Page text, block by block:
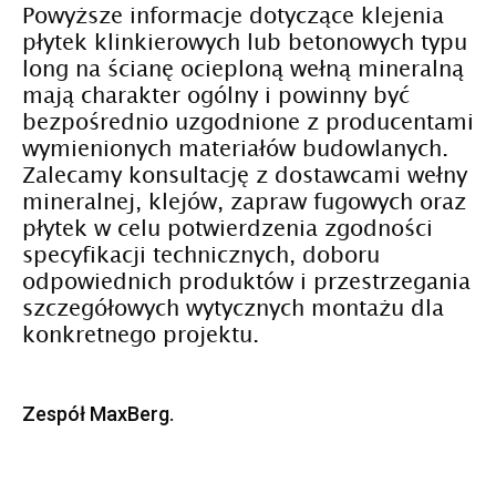
Powyższe informacje dotyczące klejenia
płytek klinkierowych lub betonowych typu
long na ścianę ocieploną wełną mineralną
mają charakter ogólny i powinny być
bezpośrednio uzgodnione z producentami
wymienionych materiałów budowlanych.
Zalecamy konsultację z dostawcami wełny
mineralnej, klejów, zapraw fugowych oraz
płytek w celu potwierdzenia zgodności
specyfikacji technicznych, doboru
odpowiednich produktów i przestrzegania
szczegółowych wytycznych montażu dla
konkretnego projektu.
Zespół MaxBerg.